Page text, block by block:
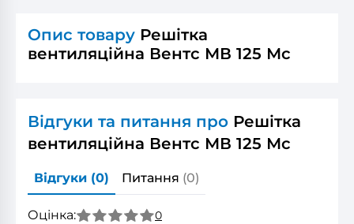
Опис товару Решітка
вентиляційна Вентс МВ 125 Мс
Відгуки та питання про Решітка
вентиляційна Вентс МВ 125 Мс
Відгуки (0) Питання (0)
Оцінка: 0